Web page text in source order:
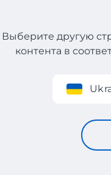
Регистрация
Выберите другую
контента в
Косметика с